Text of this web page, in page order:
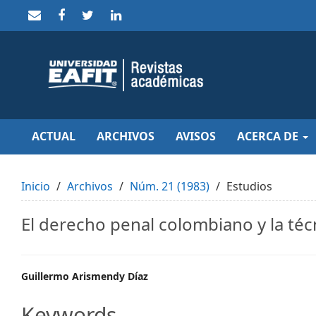
to
Main
Navigation
Content
Sidebar
ACTUAL ARCHIVOS AVISOS ACERCA DE
Inicio Archivos Núm. 21 (1983) Estudios
El derecho penal colombiano y la
Main
Article
Guillermo Arismendy Díaz